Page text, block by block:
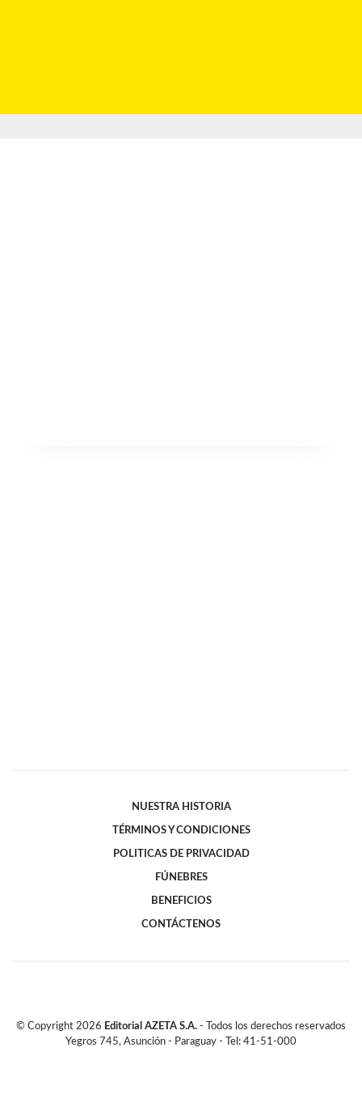
NUESTRA HISTORIA
TÉRMINOS Y CONDICIONES
POLITICAS DE PRIVACIDAD
FÚNEBRES
BENEFICIOS
CONTÁCTENOS
© Copyright 2026 Editorial AZETA S.A. - Todos los derechos reservados
Yegros 745, Asunción - Paraguay - Tel: 41-51-000